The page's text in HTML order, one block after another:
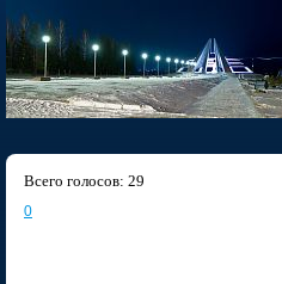
Bсего голосов: 29
0